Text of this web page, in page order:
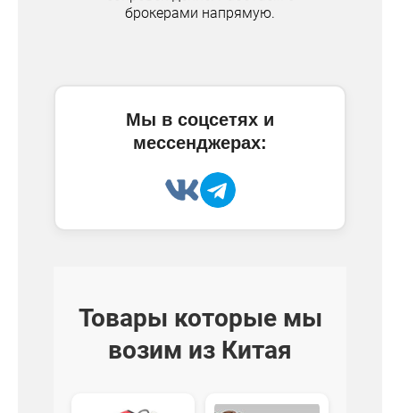
брокерами напрямую.
Мы в соцсетях и
мессенджерах:
Товары которые мы
возим из Китая